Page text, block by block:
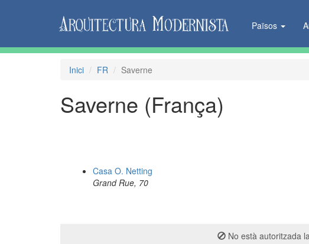
Països
Inici FR Saverne
Saverne (França)
Casa O. Netting
Grand Rue, 70
No està autoritzada